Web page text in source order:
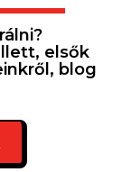
elsők
blog